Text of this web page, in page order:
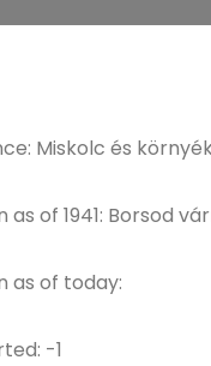
Miskolc és
as of 1941: Borsod
as of today:
-1